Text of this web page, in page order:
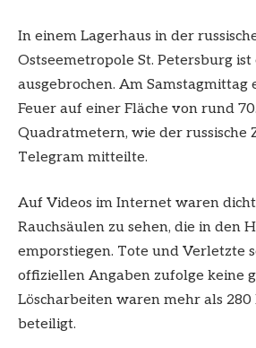
In einem Lagerhaus in der
Ostseemetropole St. Petersburg
ausgebrochen. Am Samstagmittag
Feuer auf einer Fläche von rund
Quadratmetern, wie der russische
Telegram mitteilte.
Auf Videos im Internet waren
Rauchsäulen zu sehen, die in den
emporstiegen. Tote und Verletzte
offiziellen Angaben zufolge keine
Löscharbeiten waren mehr als
beteiligt.